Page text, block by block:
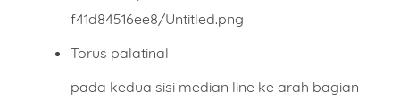
Torus palatinal
pada kedua sisi median line ke arah bagian